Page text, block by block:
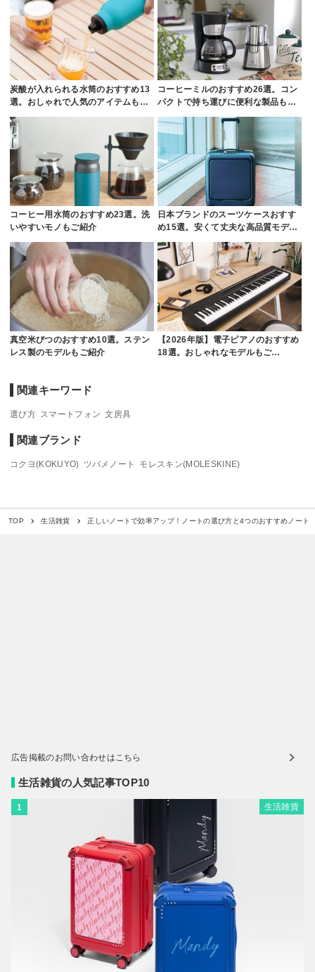
炭酸が入れられる水筒のおすすめ13
選。おしゃれで人気のアイテムも…
コーヒーミルのおすすめ26選。コン
パクトで持ち運びに便利な製品も…
コーヒー用水筒のおすすめ23選。洗
いやすいモノもご紹介
日本ブランドのスーツケースおすす
め15選。安くて丈夫な高品質モデ…
真空米びつのおすすめ10選。ステン
レス製のモデルもご紹介
【2026年版】電子ピアノのおすすめ
18選。おしゃれなモデルもご…
関連キーワード
選び方 スマートフォン 文房具
関連ブランド
コクヨ(KOKUYO) ツバメノート モレスキン(MOLESKINE)
TOP 生活雑貨 正しいノートで効率アップ！ノートの選び方と4つのおすすめノート
広告掲載のお問い合わせはこちら
生活雑貨の人気記事TOP10
1 生活雑貨